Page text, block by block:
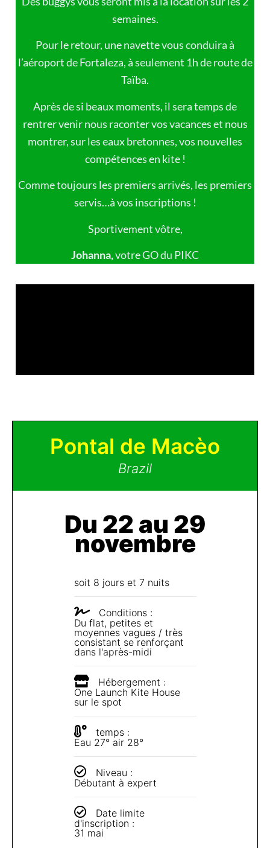
semaines.
Pour le retour, une navette vous conduira à
l’aéroport de Fortaleza, à seulement 1h de route de
Taïba.
Après de si beaux moments, il sera temps de
rentrer venir nous raconter vos vacances et nous
montrer, sur les eaux bretonnes, vos nouvelles
compétences en kite !
Comme toujours les premiers arrivés, les premiers
servis…à vos inscriptions !
Sportivement vôtre,
Johanna,votre GO du PIKC
Pontal de Macèo
Brazil
Du 22 au 29
novembre
soit 8 jours et 7 nuits
Conditions :
Du flat, petites et
moyennes vagues / très
consistant se renforçant
dans l'après-midi
Hébergement :
One Launch Kite House
sur le spot
temps :
Eau 27° air 28°
Niveau :
Débutant à expert
Date limite
d'inscription :
31 mai